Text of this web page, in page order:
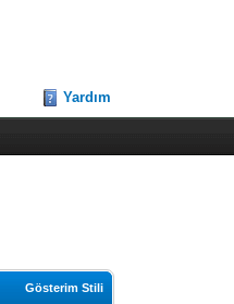
Yardım
Gösterim Stili